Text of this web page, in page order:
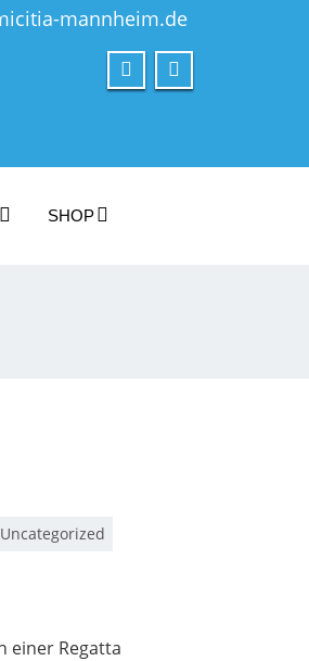
mannheim.de
SHOP
Uncategorized
einer Regatta